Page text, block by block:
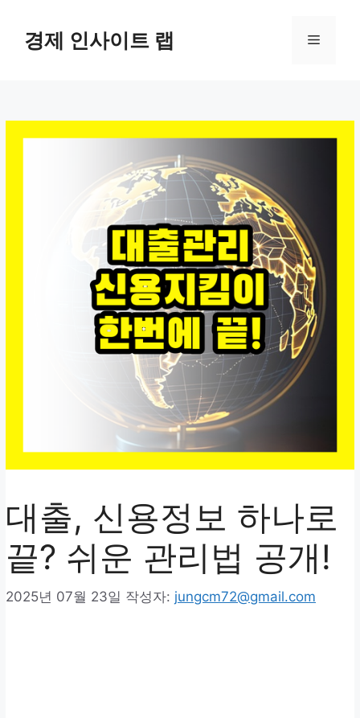
경제 인사이트 랩 메
대출, 신용정보 하나로
끝? 쉬운 관리법 공개!
2025년 07월 23일 작성자: jungcm72@gmail.com